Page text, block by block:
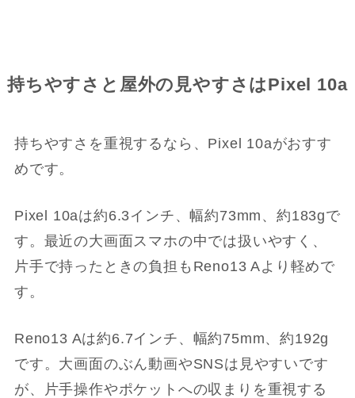
持ちやすさと屋外の見やすさはPixel 10a
持ちやすさを重視するなら、Pixel 10aがおすす
めです。
Pixel 10aは約6.3インチ、幅約73mm、約183gで
す。最近の大画面スマホの中では扱いやすく、
片手で持ったときの負担もReno13 Aより軽めで
す。
Reno13 Aは約6.7インチ、幅約75mm、約192g
です。大画面のぶん動画やSNSは見やすいです
が、片手操作やポケットへの収まりを重視する